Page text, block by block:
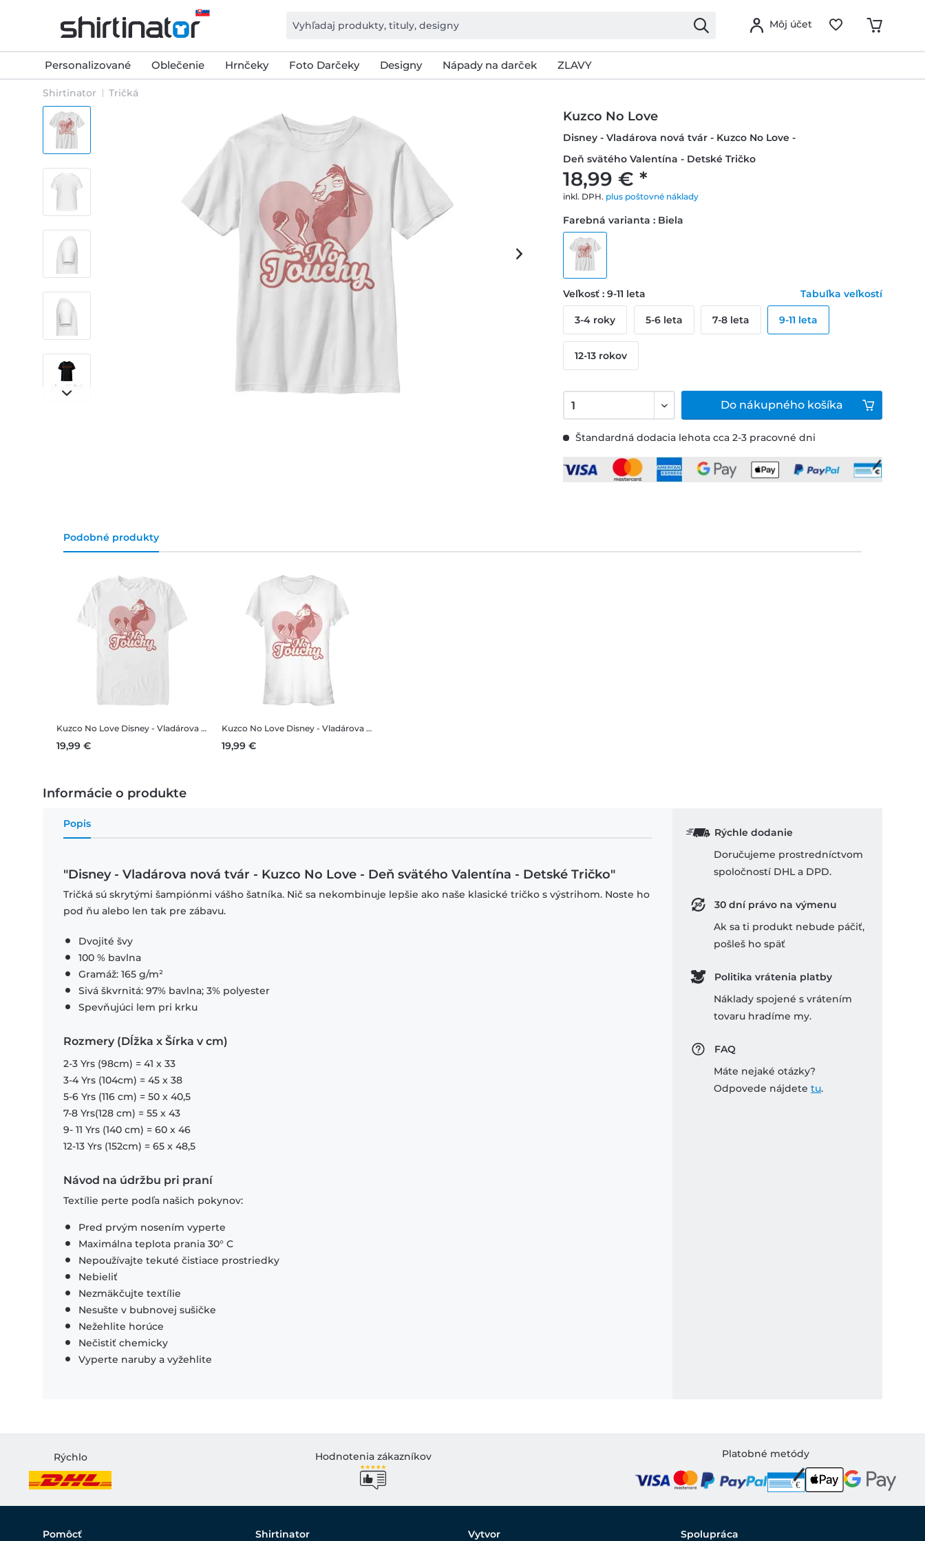
Môj účet
Personalizované Oblečenie Hrnčeky Foto Darčeky Designy Nápady na darček ZLAVY
Shirtinator Tričká
Kuzco No Love
Disney - Vladárova nová tvár - Kuzco No Love -
Deň svätého Valentína - Detské Tričko
18,99 € *
inkl. DPH. plus poštovné náklady
Štandardná dodacia lehota cca 2-3 pracovné dni
Farebná varianta : Biela
Veľkosť : 9-11 leta Tabuľka veľkostí
3-4 roky 5-6 leta 7-8 leta 9-11 leta
12-13 rokov
Do nákupného košíka
Podobné produkty
Kuzco No Love Disney - Vladárova nová tvár - Kuzco No Love - Deň svätého Valentína - Pánske Tričko
19,99 €
Kuzco No Love Disney - Vladárova nová tvár - Kuzco No Love - Deň svätého Valentína - Dámske Tričko
19,99 €
Informácie o produkte
Popis
"Disney - Vladárova nová tvár - Kuzco No Love - Deň svätého Valentína - Detské Tričko"
Tričká sú skrytými šampiónmi vášho šatníka. Nič sa nekombinuje lepšie ako naše klasické tričko s výstrihom. Noste ho
pod ňu alebo len tak pre zábavu.
Dvojité švy
100 % bavlna
Gramáž: 165 g/m²
Sivá škvrnitá: 97% bavlna; 3% polyester
Spevňujúci lem pri krku
Rozmery (Dĺžka x Šírka v cm)
2-3 Yrs (98cm) = 41 x 33
3-4 Yrs (104cm) = 45 x 38
5-6 Yrs (116 cm) = 50 x 40,5
7-8 Yrs(128 cm) = 55 x 43
9- 11 Yrs (140 cm) = 60 x 46
12-13 Yrs (152cm) = 65 x 48,5
Návod na údržbu pri praní
Textílie perte podľa našich pokynov:
Pred prvým nosením vyperte
Maximálna teplota prania 30° C
Nepoužívajte tekuté čistiace prostriedky
Nebieliť
Nezmäkčujte textílie
Nesušte v bubnovej sušičke
Nežehlite horúce
Nečistiť chemicky
Vyperte naruby a vyžehlite
Rýchle dodanie
Doručujeme prostredníctvom
spoločností DHL a DPD.
30 dní právo na výmenu
Ak sa ti produkt nebude páčiť,
pošleš ho späť
Politika vrátenia platby
Náklady spojené s vrátením
tovaru hradíme my.
FAQ
Máte nejaké otázky?
Odpovede nájdete tu.
Rýchlo Hodnotenia zákazníkov Platobné metódy
Pomôcť Shirtinator Vytvor Spolupráca